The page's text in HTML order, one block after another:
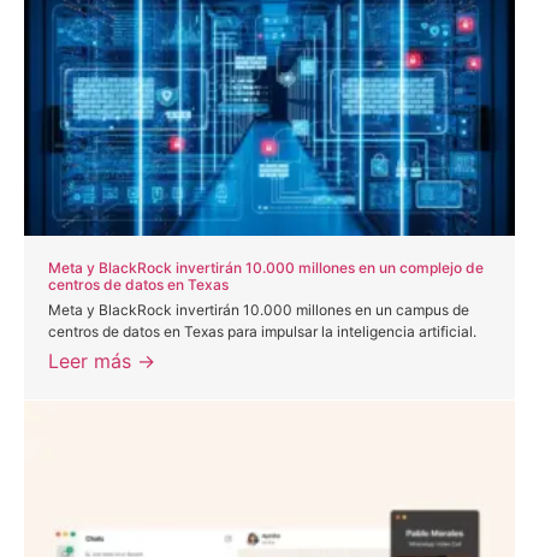
Meta y BlackRock invertirán 10.000 millones en un complejo de
centros de datos en Texas
Meta y BlackRock invertirán 10.000 millones en un campus de
centros de datos en Texas para impulsar la inteligencia artificial.
Leer más →